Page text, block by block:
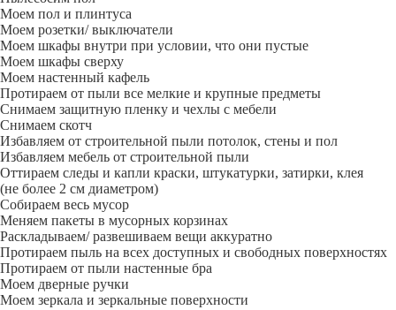
Моем пол и плинтуса
Моем розетки/ выключатели
Моем шкафы внутри при условии, что они пустые
Моем шкафы сверху
Моем настенный кафель
Протираем от пыли все мелкие и крупные предметы
Снимаем защитную пленку и чехлы с мебели
Снимаем скотч
Избавляем от строительной пыли потолок, стены и пол
Избавляем мебель от строительной пыли
Оттираем следы и капли краски, штукатурки, затирки, клея
(не более 2 см диаметром)
Собираем весь мусор
Меняем пакеты в мусорных корзинах
Раскладываем/ развешиваем вещи аккуратно
Протираем пыль на всех доступных и свободных поверхностях
Протираем от пыли настенные бра
Моем дверные ручки
Моем зеркала и зеркальные поверхности